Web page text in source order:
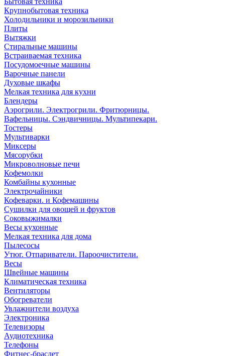
Крупнобытовая техника
Холодильники и морозильники
Плиты
Вытяжки
Стиральные машины
Встраиваемая техника
Посудомоечные машины
Варочные панели
Духовые шкафы
Мелкая техника для кухни
Блендеры
Аэрогрили. Электрогрили. Фритюрницы.
Вафельницы. Сэндвичницы. Мультипекари.
Тостеры
Мультиварки
Миксеры
Мясорубки
Микроволновые печи
Кофемолки
Комбайны кухонные
Электрочайники
Кофеварки. и Кофемашины
Сушилки для овощей и фруктов
Соковыжималки
Весы кухонные
Мелкая техника для дома
Пылесосы
Утюг. Отпариватели. Пароочистители.
Весы
Швейные машины
Климатическая техника
Вентиляторы
Обогреватели
Увлажнители воздуха
Электроника
Телевизоры
Аудиотехника
Телефоны
Фитнес-браслет